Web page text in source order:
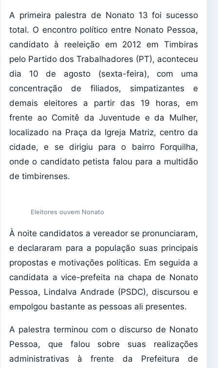
A primeira palestra de Nonato 13 foi sucesso
total. O encontro político entre Nonato Pessoa,
candidato à reeleição em 2012 em Timbiras
pelo Partido dos Trabalhadores (PT), aconteceu
dia 10 de agosto (sexta-feira), com uma
concentração de filiados, simpatizantes e
demais eleitores a partir das 19 horas, em
frente ao Comitê da Juventude e da Mulher,
localizado na Praça da Igreja Matriz, centro da
cidade, e se dirigiu para o bairro Forquilha,
onde o candidato petista falou para a multidão
de timbirenses.
Eleitores ouvem Nonato
À noite candidatos a vereador se pronunciaram,
e declararam para a população suas principais
propostas e motivações políticas. Em seguida a
candidata a vice-prefeita na chapa de Nonato
Pessoa, Lindalva Andrade (PSDC), discursou e
empolgou bastante as pessoas ali presentes.
A palestra terminou com o discurso de Nonato
Pessoa, que falou sobre suas realizações
administrativas à frente da Prefeitura de